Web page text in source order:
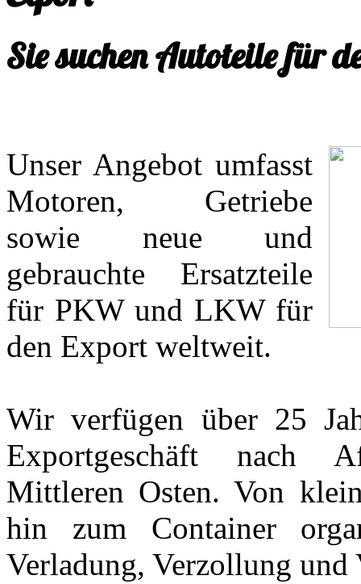
Sie suchen Autoteile für
Unser Angebot umfasst
Motoren, Getriebe
sowie neue und
gebrauchte Ersatzteile
für PKW und LKW für
den Export weltweit.
Wir verfügen über 25
Exportgeschäft nach
Mittleren Osten. Von
hin zum Container
Verladung, Verzollung und